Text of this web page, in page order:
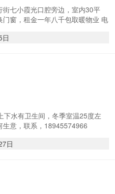
七小霞光口腔旁边，室内30平
窗，租金一年八千包取暖物业 电
日
下水有卫生间，冬季室温25度左
意，联系，18945574966
日